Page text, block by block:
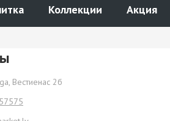
Коллекции Акция
Вестиенас 2б